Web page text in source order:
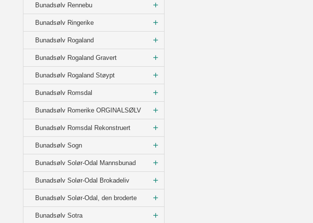
Bunadsølv Rennebu
Bunadsølv Ringerike
Bunadsølv Rogaland
Bunadsølv Rogaland Gravert
Bunadsølv Rogaland Støypt
Bunadsølv Romsdal
Bunadsølv Romerike ORGINALSØLV
Bunadsølv Romsdal Rekonstruert
Bunadsølv Sogn
Bunadsølv Solør-Odal Mannsbunad
Bunadsølv Solør-Odal Brokadeliv
Bunadsølv Solør-Odal, den broderte
Bunadsølv Sotra